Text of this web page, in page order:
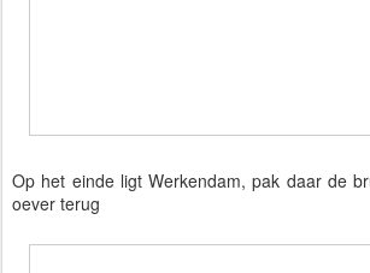
Op het einde ligt Werkendam, pak daar de
oever terug